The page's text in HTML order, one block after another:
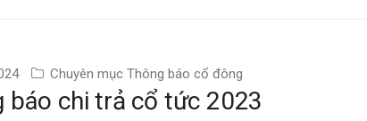
Chuyên mục Thông báo cổ đông
báo chi trả cổ tức 2023